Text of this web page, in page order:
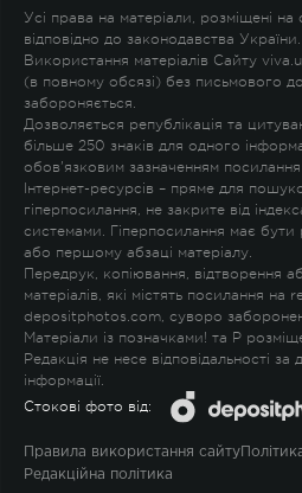
Усі права на матеріали, розміщені
відповідно до законодавства України.
Використання матеріалів Сайту
(в повному обсязі) без письмового
забороняється.
Дозволяється републікація та
більше 250 знаків для одного
обов'язковим зазначенням
Інтернет-ресурсів – пряме для
гіперпосилання, не закрите від
системами. Гіперпосилання має бути
або першому абзаці матеріалу.
Передрук, копіювання, відтворення
матеріалів, які містять посилання
depositphotos.com, суворо
Матеріали із позначками! та P
Редакція не несе відповідальності за
інформації.
Стокові фото від:
Правила використання сайту
Редакційна політика